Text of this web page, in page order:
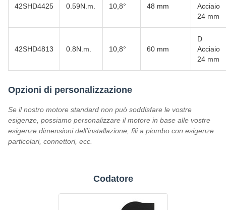
42SHD4425 0.59N.m. 10,8° 48 mm
Acciaio
24 mm
42SHD4813 0.8N.m. 10,8° 60 mm
D
Acciaio
24 mm
Opzioni di personalizzazione
Se il nostro motore standard non può soddisfare le vostre
esigenze, possiamo personalizzare il motore in base alle vostre
esigenze.dimensioni dell'installazione, fili a piombo con esigenze
particolari, connettori, ecc.
Codatore